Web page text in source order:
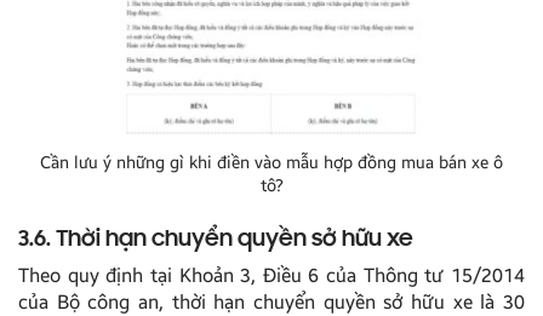
Cần lưu ý những gì khi điền vào mẫu hợp đồng mua bán xe ô
tô?
3.6. Thời hạn chuyển quyền sở hữu xe
Theo quy định tại Khoản 3, Điều 6 của Thông tư 15/2014
của Bộ công an, thời hạn chuyển quyền sở hữu xe là 30